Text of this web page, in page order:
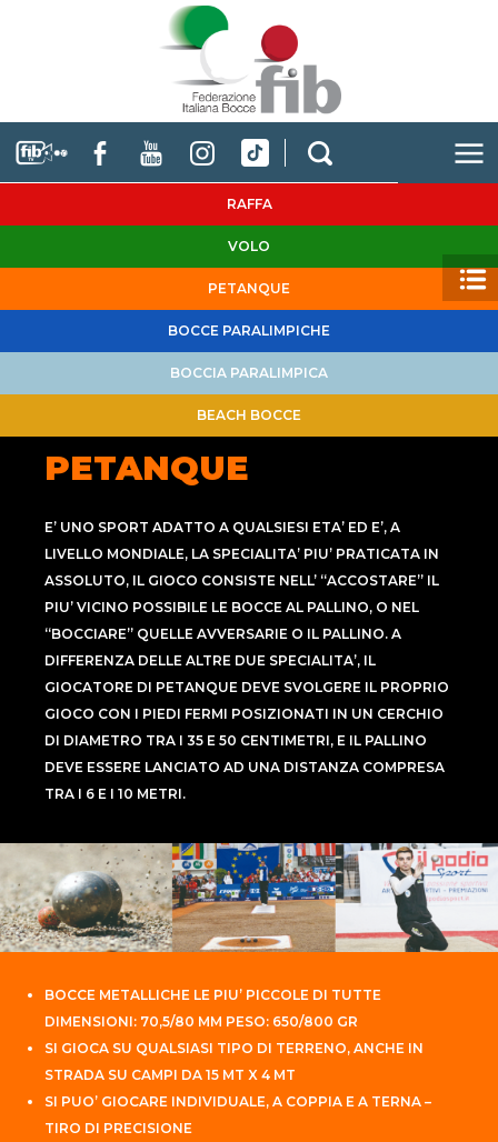
RAFFA
VOLO
PETANQUE
BOCCE PARALIMPICHE
BOCCIA PARALIMPICA
BEACH BOCCE
PETANQUE
E’ UNO SPORT ADATTO A QUALSIESI ETA’ ED E’, A
LIVELLO MONDIALE, LA SPECIALITA’ PIU’ PRATICATA IN
ASSOLUTO, IL GIOCO CONSISTE NELL’ “ACCOSTARE” IL
PIU’ VICINO POSSIBILE LE BOCCE AL PALLINO, O NEL
“BOCCIARE” QUELLE AVVERSARIE O IL PALLINO. A
DIFFERENZA DELLE ALTRE DUE SPECIALITA’, IL
GIOCATORE DI PETANQUE DEVE SVOLGERE IL PROPRIO
GIOCO CON I PIEDI FERMI POSIZIONATI IN UN CERCHIO
DI DIAMETRO TRA I 35 E 50 CENTIMETRI, E IL PALLINO
DEVE ESSERE LANCIATO AD UNA DISTANZA COMPRESA
TRA I 6 E I 10 METRI.
BOCCE METALLICHE LE PIU’ PICCOLE DI TUTTE
DIMENSIONI: 70,5/80 MM PESO: 650/800 GR
SI GIOCA SU QUALSIASI TIPO DI TERRENO, ANCHE IN
STRADA SU CAMPI DA 15 MT X 4 MT
SI PUO’ GIOCARE INDIVIDUALE, A COPPIA E A TERNA –
TIRO DI PRECISIONE